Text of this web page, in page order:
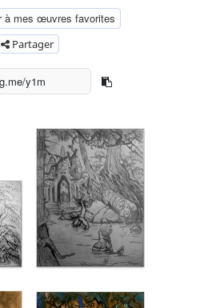
à mes œuvres favorites
Partager